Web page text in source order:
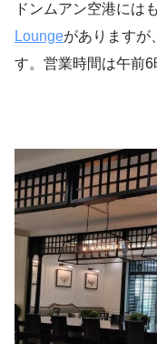
ドンムアン空港には
Loungeがありますが
す。営業時間は午前6